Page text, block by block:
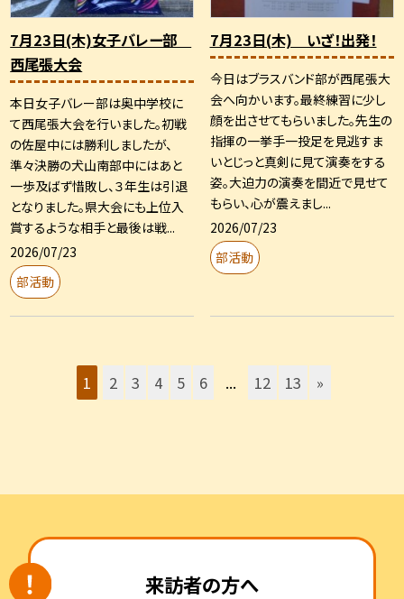
7月23日(木)女子バレー部
西尾張大会
本日女子バレー部は奥中学校に
て西尾張大会を行いました。初戦
の佐屋中には勝利しましたが、
準々決勝の犬山南部中にはあと
一歩及ばず惜敗し、３年生は引退
となりました。県大会にも上位入
賞するような相手と最後は戦...
2026/07/23
部活動
7月23日(木) いざ！出発！
今日はブラスバンド部が西尾張大
会へ向かいます。最終練習に少し
顔を出させてもらいました。先生の
指揮の一挙手一投足を見逃すま
いとじっと真剣に見て演奏をする
姿。大迫力の演奏を間近で見せて
もらい、心が震えまし...
2026/07/23
部活動
1 2 3 4 5 6 ... 12 13 »
来訪者の方へ